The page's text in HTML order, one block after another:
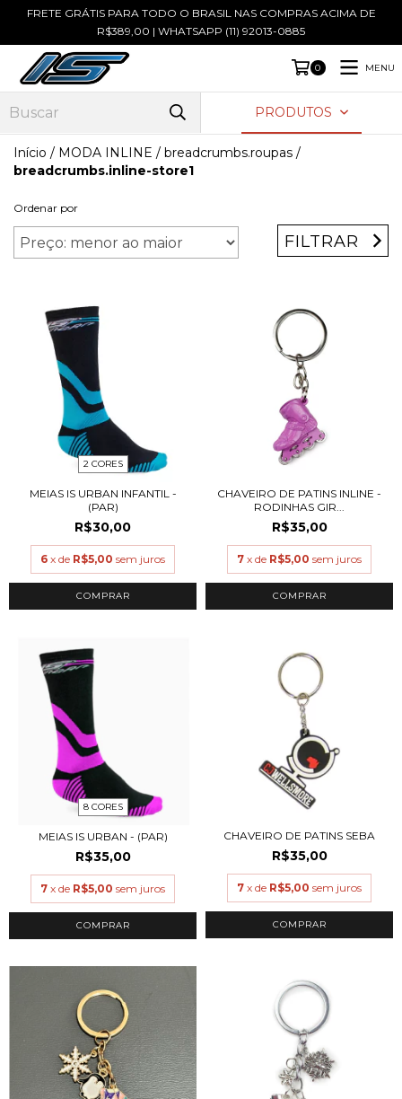
FRETE GRÁTIS PARA TODO O BRASIL NAS COMPRAS ACIMA DE
R$389,00 | WHATSAPP (11) 92013-0885
0 MENU
PRODUTOS
Início / MODA INLINE / breadcrumbs.roupas /
breadcrumbs.inline-store1
Ordenar por
FILTRAR
2 CORES
MEIAS IS URBAN INFANTIL -
(PAR)
R$30,00
6 x de R$5,00 sem juros
COMPRAR
CHAVEIRO DE PATINS INLINE -
RODINHAS GIR...
R$35,00
7 x de R$5,00 sem juros
COMPRAR
8 CORES
MEIAS IS URBAN - (PAR)
R$35,00
7 x de R$5,00 sem juros
COMPRAR
CHAVEIRO DE PATINS SEBA
R$35,00
7 x de R$5,00 sem juros
COMPRAR